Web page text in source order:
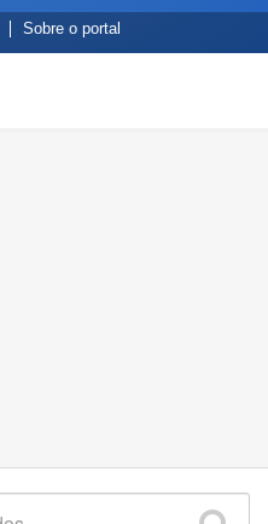
Códigos
fonte
de
Sobre o portal